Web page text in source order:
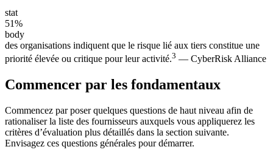
stat
51%
body
des organisations indiquent que le risque lié aux tiers constitue une
priorité élevée ou critique pour leur activité.3 — CyberRisk Alliance
Commencer par les fondamentaux
Commencez par poser quelques questions de haut niveau afin de
rationaliser la liste des fournisseurs auxquels vous appliquerez les
critères d’évaluation plus détaillés dans la section suivante.
Envisagez ces questions générales pour démarrer.